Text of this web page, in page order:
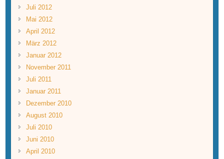
Juli 2012
Mai 2012
April 2012
März 2012
Januar 2012
November 2011
Juli 2011
Januar 2011
Dezember 2010
August 2010
Juli 2010
Juni 2010
April 2010